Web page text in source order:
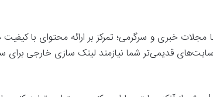
خبری و سرگرمی؛ تمرکز بر ارائه محتوای با کیفیت